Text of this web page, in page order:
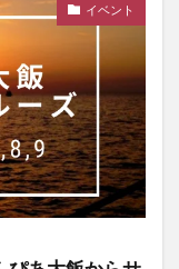
イベント